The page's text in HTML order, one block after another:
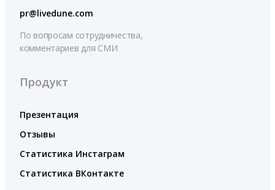
pr@livedune.com
По вопросам сотрудничества,
комментариев для СМИ
Продукт
Презентация
Отзывы
Статистика Инстаграм
Статистика ВКонтакте